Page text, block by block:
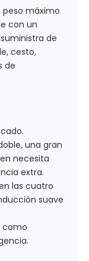
peso máximo
con un
de
cesto,
de
una gran
necesita
extra.
las cuatro
suave
como